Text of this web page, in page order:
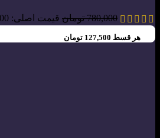
780,000 تومان قیمت اصلی: 780,000 تومان بود.
هر قسط 127,500 تومان